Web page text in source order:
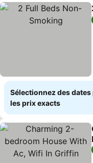
Sélectionnez des
les prix exacts